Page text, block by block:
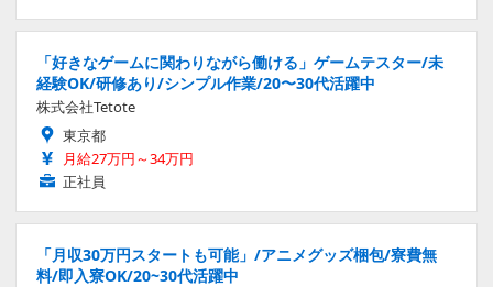
「好きなゲームに関わりながら働ける」ゲームテスター/未
経験OK/研修あり/シンプル作業/20〜30代活躍中
株式会社Tetote
東京都
月給27万円～34万円
正社員
「月収30万円スタートも可能」/アニメグッズ梱包/寮費無
料/即入寮OK/20~30代活躍中